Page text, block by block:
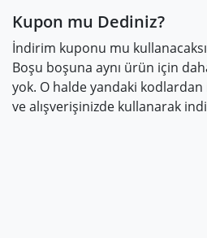
Kupon mu Dediniz?
İndirim kuponu mu
Boşu boşuna aynı ürün için
yok. O halde yandaki kodlardan
ve alışverişinizde kullanarak